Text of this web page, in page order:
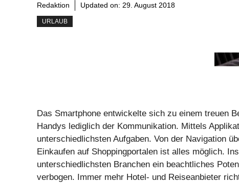
Redaktion Updated on: 29. August 2018
URLAUB
Das Smartphone entwickelte sich zu einem treuen
Handys lediglich der Kommunikation. Mittels
unterschiedlichsten Aufgaben. Von der Navigation
Einkaufen auf Shoppingportalen ist alles möglich.
unterschiedlichsten Branchen ein beachtliches
verbogen. Immer mehr Hotel- und Reiseanbieter